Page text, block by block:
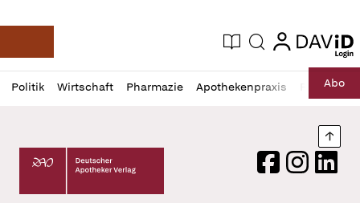
Deutsche Apotheker Zeitung
Aktuelle Ausgabe
Suche login
login
Politik Wirtschaft Pharmazie Apothekenpraxis RechtAbo
Profil
öffnen
Daz
Pur
Deutscher Apotheker Verlag Logo
FacebookInstagram